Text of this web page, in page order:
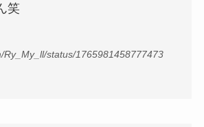
笑
Ry_My_ll/status/1765981458777473